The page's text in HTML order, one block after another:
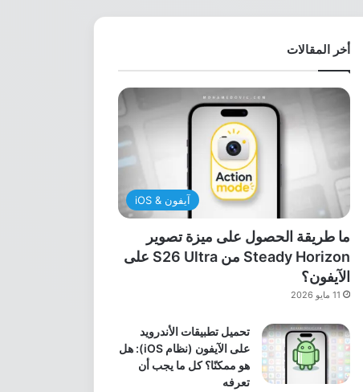
أخر المقالات
آيفون & iOS
ما طريقة الحصول على ميزة تصوير
Steady Horizon من S26 Ultra على
الآيفون؟
11 مايو 2026
تحميل تطبيقات الأندرويد
على الآيفون (نظام iOS): هل
هو ممكنًا؟ كل ما يجب أن
تعرفه